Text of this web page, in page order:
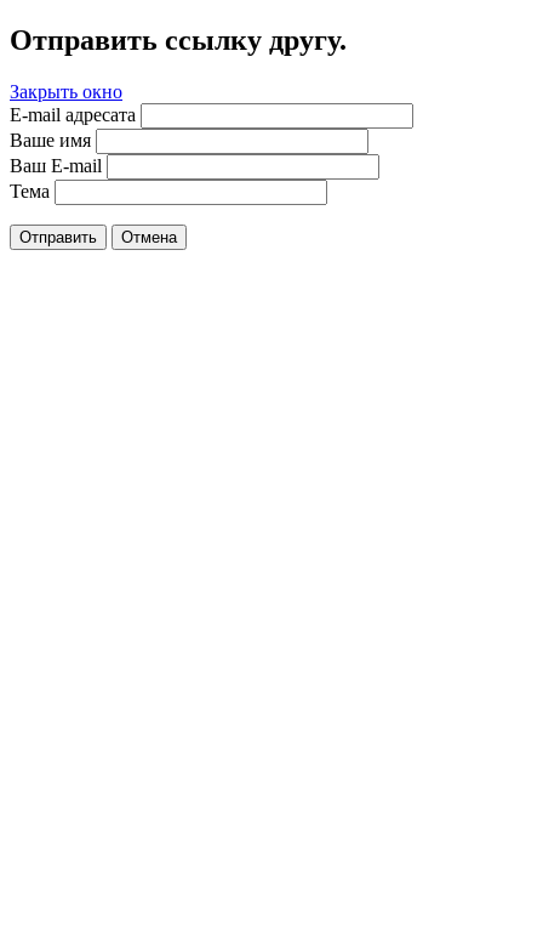
Отправить ссылку другу.
Закрыть окно
E-mail адресата
Ваше имя
Ваш E-mail
Тема
Отправить Отмена